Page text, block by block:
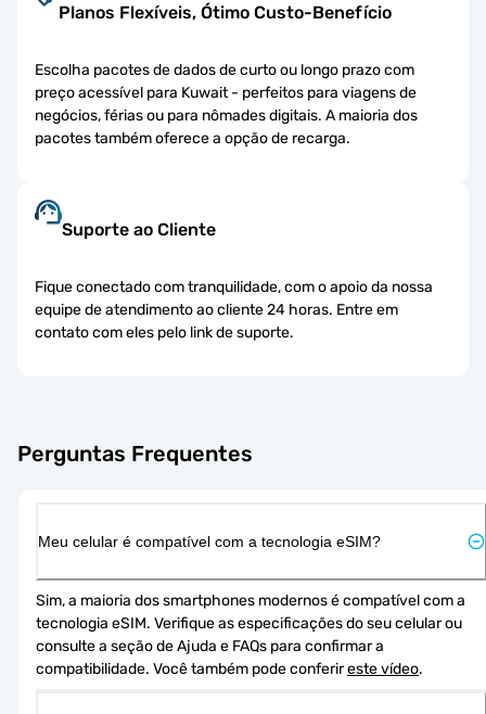
Planos Flexíveis, Ótimo Custo-Benefício
Escolha pacotes de dados de curto ou longo prazo com
preço acessível para Kuwait - perfeitos para viagens de
negócios, férias ou para nômades digitais. A maioria dos
pacotes também oferece a opção de recarga.
Suporte ao Cliente
Fique conectado com tranquilidade, com o apoio da nossa
equipe de atendimento ao cliente 24 horas. Entre em
contato com eles pelo link de suporte.
Perguntas Frequentes
Meu celular é compatível com a tecnologia eSIM?
Sim, a maioria dos smartphones modernos é compatível com a
tecnologia eSIM. Verifique as especificações do seu celular ou
consulte a seção de Ajuda e FAQs para confirmar a
compatibilidade. Você também pode conferir este vídeo.